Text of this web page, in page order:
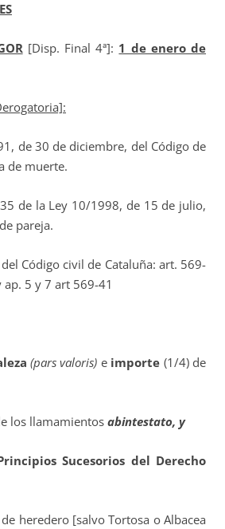
[Disp. Final 4ª]: 1 de enero de
30 de diciembre, del Código de
de muerte.
la Ley 10/1998, de 15 de julio,
pareja.
civil de Cataluña: art. 569-
ap. 5 y 7 art 569-41
(pars valoris) eimporte (1/4) de
los llamamientos abintestato, y
Sucesorios del Derecho
[salvo Tortosa o Albacea